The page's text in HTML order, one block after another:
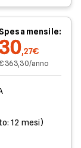
mensile:
,27€
363,30/anno
12 mesi)